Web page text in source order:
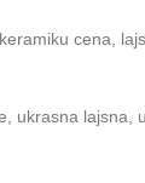
cena,